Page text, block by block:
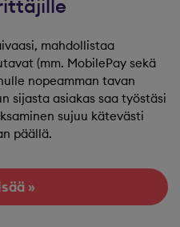
mahdollistaa
(mm. MobilePay sekä
nopeamman tavan
sijasta asiakas saa työstäsi
sujuu kätevästi
päällä.
»